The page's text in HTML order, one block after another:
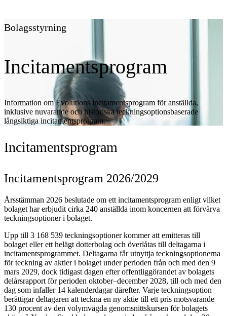
Bolagsstyrning
Incitamentsprogram
Information om Evolutions incitamentsprogram för anställda,
inklusive nuvarande och historiska teckningsoptionsbaserade
långsiktiga incitamentsprogram.
Incitamentsprogram
Incitamentsprogram 2026/2029
Årsstämman 2026 beslutade om ett incitamentsprogram enligt vilket
bolaget har erbjudit cirka 240 anställda inom koncernen att förvärva
teckningsoptioner i bolaget.
Upp till 3 168 539 teckningsoptioner kommer att emitteras till
bolaget eller ett helägt dotterbolag och överlåtas till deltagarna i
incitamentsprogrammet. Deltagarna får utnyttja teckningsoptionerna
för teckning av aktier i bolaget under perioden från och med den 9
mars 2029, dock tidigast dagen efter offentliggörandet av bolagets
delårsrapport för perioden oktober–december 2028, till och med den
dag som infaller 14 kalenderdagar därefter. Varje teckningsoption
berättigar deltagaren att teckna en ny aktie till ett pris motsvarande
130 procent av den volymvägda genomsnittskursen för bolagets